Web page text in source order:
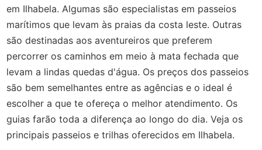
em Ilhabela. Algumas são especialistas em passeios
marítimos que levam às praias da costa leste. Outras
são destinadas aos aventureiros que preferem
percorrer os caminhos em meio à mata fechada que
levam a lindas quedas d'água. Os preços dos passeios
são bem semelhantes entre as agências e o ideal é
escolher a que te ofereça o melhor atendimento. Os
guias farão toda a diferença ao longo do dia. Veja os
principais passeios e trilhas oferecidos em Ilhabela.